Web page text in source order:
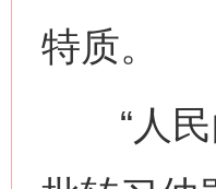
特质。
“人民